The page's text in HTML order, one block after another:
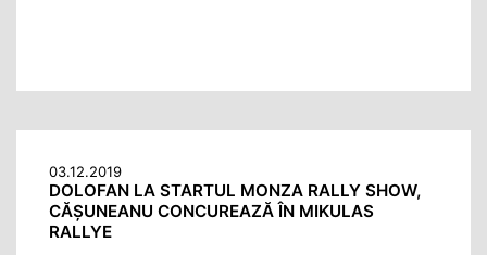
03.12.2019
DOLOFAN LA STARTUL MONZA RALLY SHOW,
CĂȘUNEANU CONCUREAZĂ ÎN MIKULAS
RALLYE